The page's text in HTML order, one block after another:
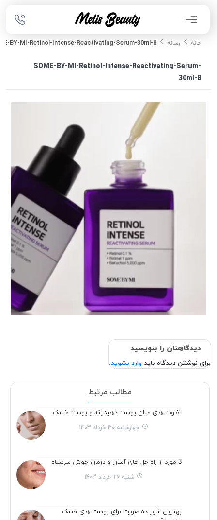
خانه رسانه BY-MI-Retinol-Intense-Reactivating-Serum-30ml-8
SOME-BY-MI-Retinol-Intense-Reactivating-Serum-
30ml-8
دیدگاهتان را بنویسید
برای نوشتن دیدگاه باید وارد بشوید.
مطالب مرتبط
تفاوت های میان پوست دهیدراته و پوست خشک
چهارشنبه 30 خرداد 1403
3 مورد از راه حل های آسان و درمان جوش سرسیاه
شنبه 26 خرداد 1403
بهترین شوینده صورت برای پوست های خشک